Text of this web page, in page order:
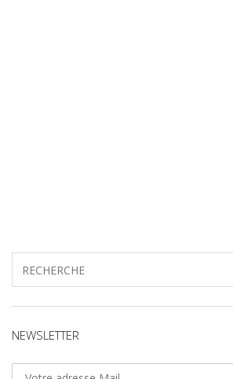
NEWSLETTER